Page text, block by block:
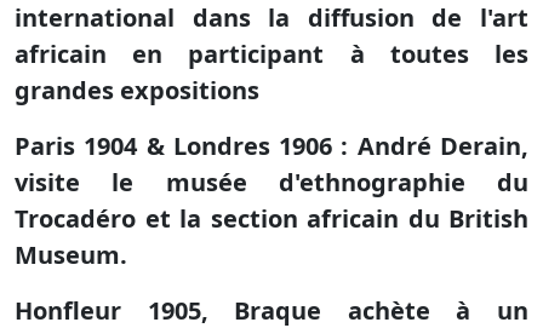
international dans la diffusion de l'art
africain en participant à toutes les
grandes expositions
Paris 1904 & Londres 1906 : André Derain,
visite le musée d'ethnographie du
Trocadéro et la section africain du British
Museum.
Honfleur 1905, Braque achète à un